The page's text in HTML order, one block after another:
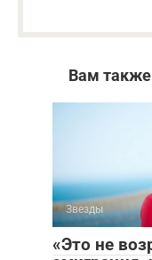
Вам
Звезды
«Это не